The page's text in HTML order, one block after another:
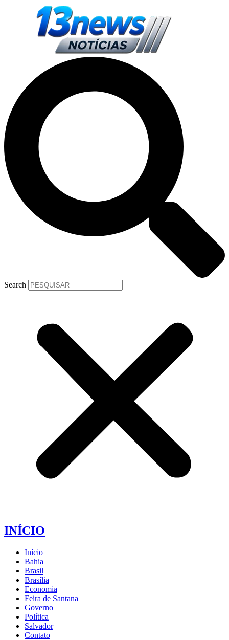
Search
INÍCIO
Início
Bahia
Brasil
Brasília
Economia
Feira de Santana
Governo
Política
Salvador
Contato